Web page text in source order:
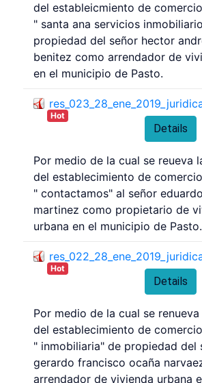
del estableicmiento de
" santa ana servicios
propiedad del señor hector
benitez como arrendador de
en el municipio de Pasto.
Hot
Details
Por medio de la cual se reueva
del establecimiento de
" contactamos" al señor
martinez como propietario de
urbana en el municipio de Pasto.
Hot
Details
Por medio de la cual se
del establecimiento de
" inmobiliaria" de propiedad del
gerardo francisco ocaña
arrendador de vivienda urbana